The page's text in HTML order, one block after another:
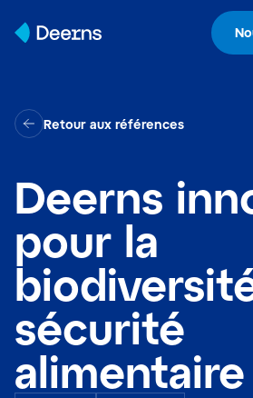
Retour aux références
Deerns
pour la
sécurité
alimentaire